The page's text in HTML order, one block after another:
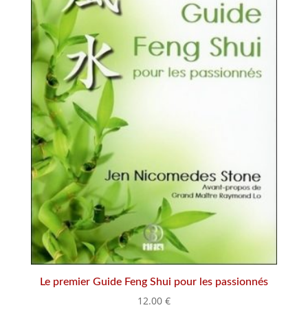
Le premier Guide Feng Shui pour les passionnés
12.00 €